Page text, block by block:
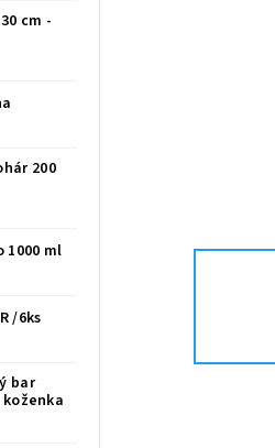
cm -
200
1000 ml
/6ks
bar